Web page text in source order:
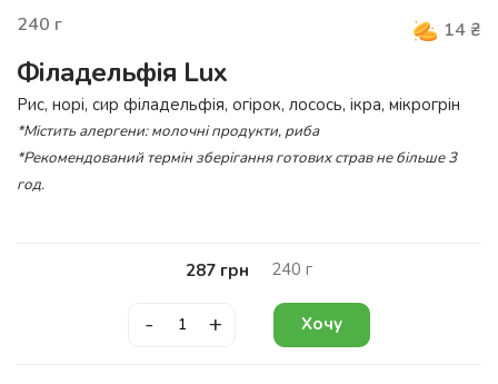
240 г 14 ₴
Філадельфія Lux
Рис, норі, сир філадельфія, огірок, лосось, ікра, мікрогрін
*Містить алергени: молочні продукти, риба
*Рекомендований термін зберігання готових страв не більше 3
год.
287 грн 240 г
- + Хочу